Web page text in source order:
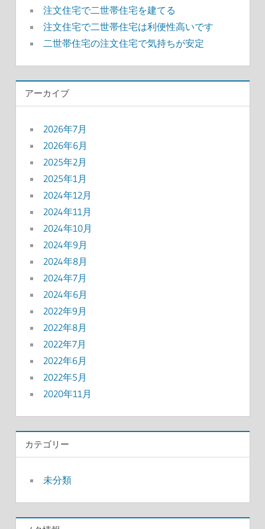
注文住宅で二世帯住宅を建てる
注文住宅で二世帯住宅は利便性高いです
二世帯住宅の注文住宅で気持ちが安定
アーカイブ
2026年7月
2026年6月
2025年2月
2025年1月
2024年12月
2024年11月
2024年10月
2024年9月
2024年8月
2024年7月
2024年6月
2022年9月
2022年8月
2022年7月
2022年6月
2022年5月
2020年11月
カテゴリー
未分類